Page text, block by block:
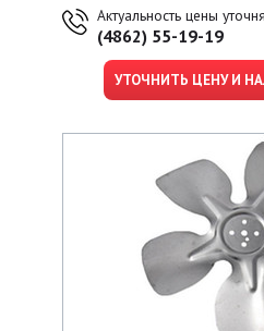
Актуальность цены
(4862) 55-19-19
УТОЧНИТЬ ЦЕНУ И